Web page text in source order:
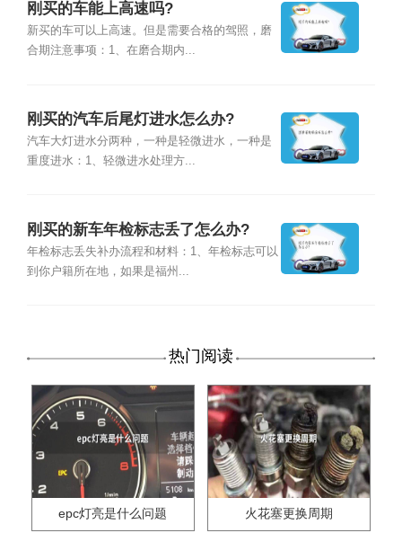
刚买的车能上高速吗?
新买的车可以上高速。但是需要合格的驾照，磨
合期注意事项：1、在磨合期内...
刚买的汽车后尾灯进水怎么办?
汽车大灯进水分两种，一种是轻微进水，一种是
重度进水：1、轻微进水处理方...
刚买的新车年检标志丢了怎么办?
年检标志丢失补办流程和材料：1、年检标志可以
到你户籍所在地，如果是福州...
热门阅读
epc灯亮是什么问题 火花塞更换周期